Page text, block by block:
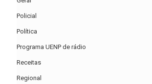
Policial
Política
Programa UENP de rádio
Receitas
Regional